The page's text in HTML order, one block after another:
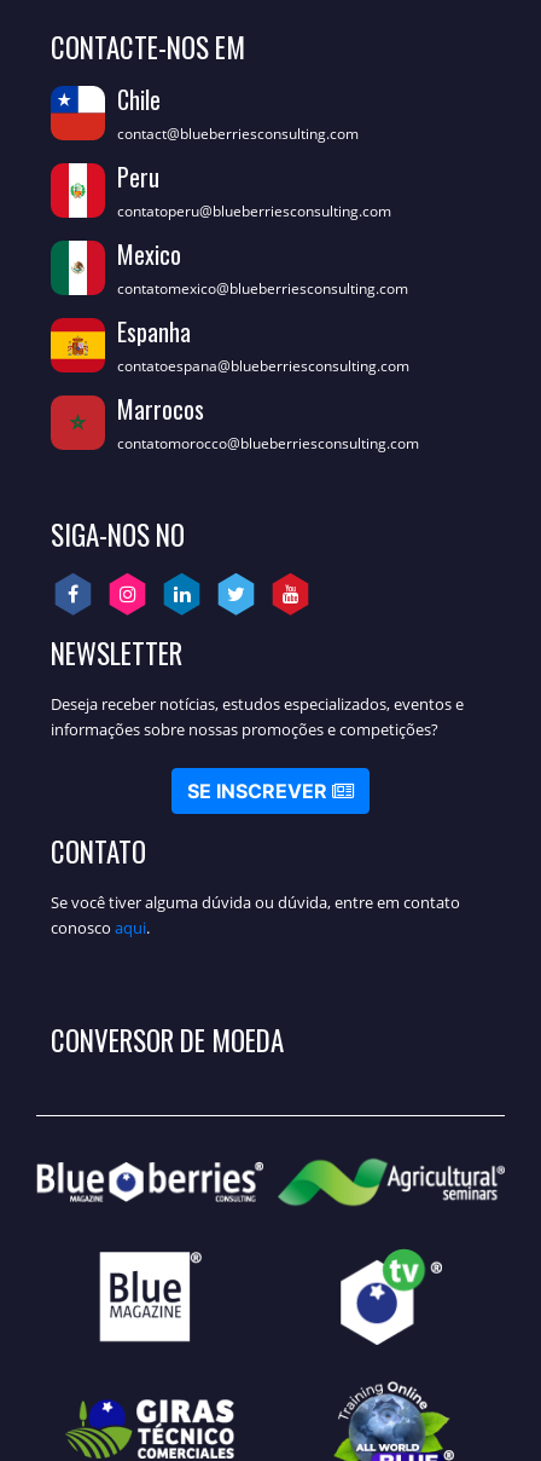
CONTACTE-NOS EM
Chile
contact@blueberriesconsulting.com
Peru
contatoperu@blueberriesconsulting.com
Mexico
contatomexico@blueberriesconsulting.com
Espanha
contatoespana@blueberriesconsulting.com
Marrocos
contatomorocco@blueberriesconsulting.com
SIGA-NOS NO
NEWSLETTER
Deseja receber notícias, estudos especializados, eventos e
informações sobre nossas promoções e competições?
SE INSCREVER
CONTATO
Se você tiver alguma dúvida ou dúvida, entre em contato
conosco aqui.
CONVERSOR DE MOEDA